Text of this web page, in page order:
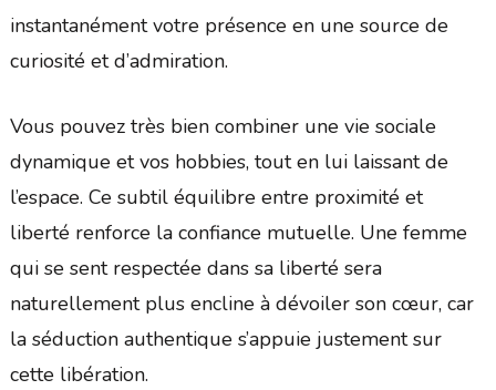
instantanément votre présence en une source de
curiosité et d’admiration.
Vous pouvez très bien combiner une vie sociale
dynamique et vos hobbies, tout en lui laissant de
l’espace. Ce subtil équilibre entre proximité et
liberté renforce la confiance mutuelle. Une femme
qui se sent respectée dans sa liberté sera
naturellement plus encline à dévoiler son cœur, car
la séduction authentique s’appuie justement sur
cette libération.